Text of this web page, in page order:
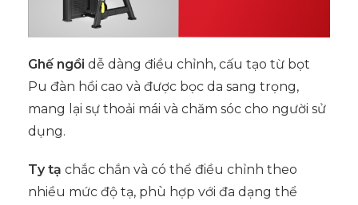
Ghế ngồi dễ dàng điều chỉnh, cấu tạo từ bọt
Pu đàn hồi cao và được bọc da sang trọng,
mang lại sự thoải mái và chăm sóc cho người sử
dụng.
Ty tạ chắc chắn và có thể điều chỉnh theo
nhiều mức độ tạ, phù hợp với đa dạng thể